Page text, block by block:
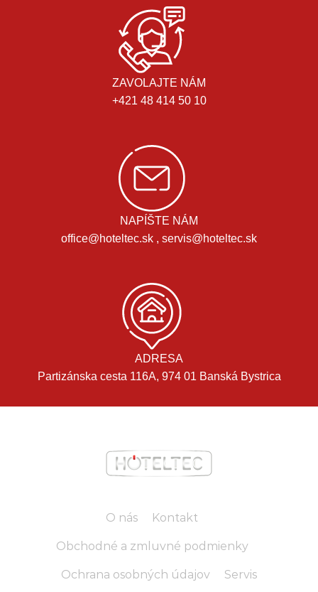
ZAVOLAJTE NÁM
+421 48 414 50 10
NAPÍŠTE NÁM
office@hoteltec.sk , servis@hoteltec.sk
ADRESA
Partizánska cesta 116A, 974 01 Banská Bystrica
O nás Kontakt
Obchodné a zmluvné podmienky
Ochrana osobných údajov Servis